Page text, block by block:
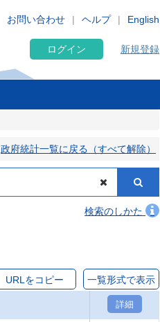
English
お問い合わせ ヘルプ
ログイン 新規登録
政府統計一覧に戻る（すべて解除）
検索のしかた
URLをコピー 一覧形式で表示
詳細